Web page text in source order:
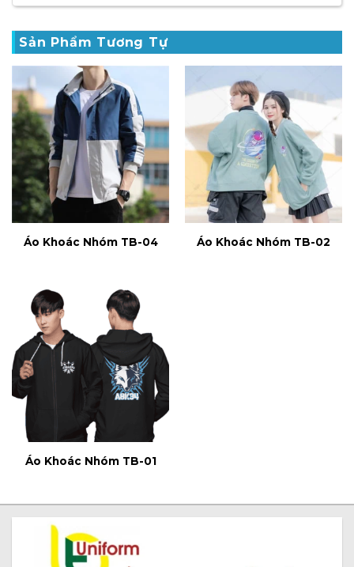
Sản Phẩm Tương Tự
Áo Khoác Nhóm TB-04 Áo Khoác Nhóm TB-02
Áo Khoác Nhóm TB-01